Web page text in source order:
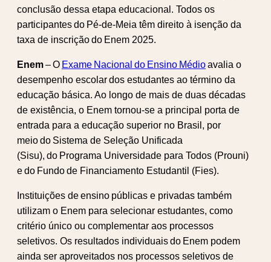
conclusão dessa etapa educacional. Todos os
participantes do Pé-de-Meia têm direito à isenção da
taxa de inscrição do Enem 2025.
Enem– O Exame Nacional do Ensino Médioavalia o
desempenho escolar dos estudantes ao término da
educação básica. Ao longo de mais de duas décadas
de existência, o Enem tornou-se a principal porta de
entrada para a educação superior no Brasil, por
meio do Sistema de Seleção Unificada
(Sisu), do Programa Universidade para Todos (Prouni)
e do Fundo de Financiamento Estudantil (Fies).
Instituições de ensino públicas e privadas também
utilizam o Enem para selecionar estudantes, como
critério único ou complementar aos processos
seletivos. Os resultados individuais do Enem podem
ainda ser aproveitados nos processos seletivos de